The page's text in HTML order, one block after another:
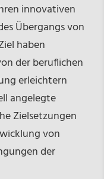
innovativen
Übergangs von
haben
der beruflichen
erleichtern
angelegte
Zielsetzungen
von
der